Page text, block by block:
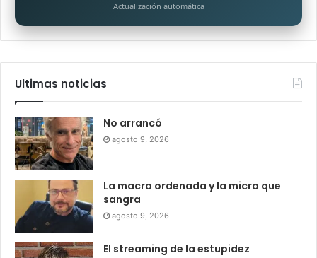
Actualización automática
Ultimas noticias
No arrancó
agosto 9, 2026
La macro ordenada y la micro que
sangra
agosto 9, 2026
El streaming de la estupidez